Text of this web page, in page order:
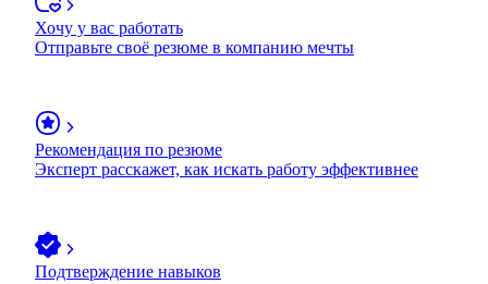
Хочу у вас работать
Отправьте своё резюме в компанию мечты
Рекомендация по резюме
Эксперт расскажет, как искать работу эффективнее
Подтверждение навыков